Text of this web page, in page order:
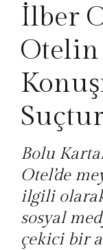
İlber
Otelin
Bolu
Otel’de
ilgili
sosyal
çekici bir